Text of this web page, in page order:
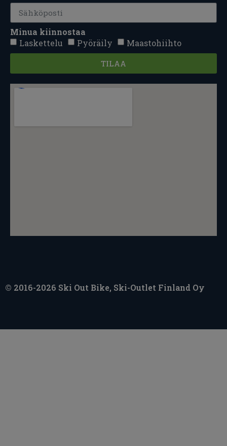
Minua kiinnostaa
Laskettelu
Pyöräily Maastohiihto
TILAA
© 2016-2026 Ski Out Bike, Ski-Outlet Finland Oy